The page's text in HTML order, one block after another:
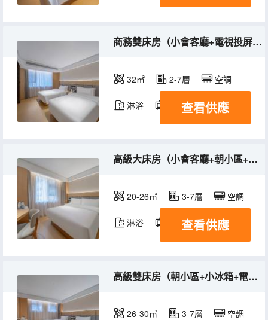
商務雙床房（小會客廳+電視投屏+靜謐無聲）
32㎡ 2-7層 空調
淋浴 電視機 冰箱
查看供應
高級大床房（小會客廳+朝小區+小冰箱）
20-26㎡ 3-7層 空調
淋浴 電視機 冰箱
查看供應
高級雙床房（朝小區+小冰箱+電視投屏）
26-30㎡ 3-7層 空調